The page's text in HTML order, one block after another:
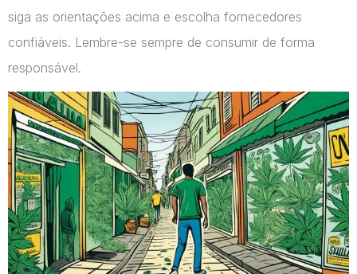
siga as orientações acima e escolha fornecedores
confiáveis. Lembre-se sempre de consumir de forma
responsável.